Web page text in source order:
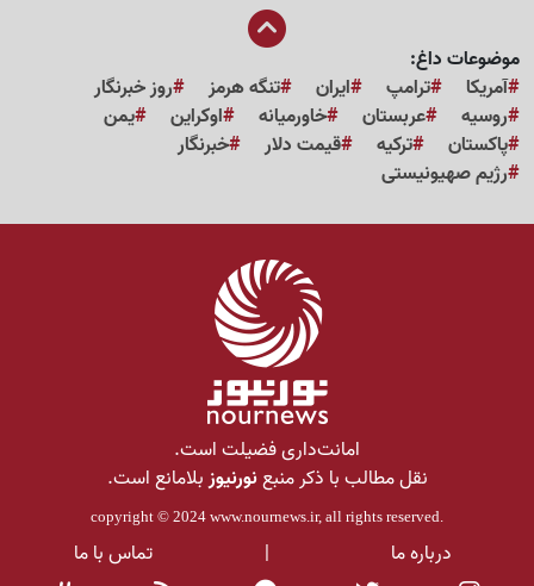
موضوعات داغ:
آمریکا
ترامپ ایران تنگه هرمز
روز خبرنگار
روسیه
عربستان خاورمیانه اوکراین
یمن
پاکستان
ترکیه قیمت دلار
خبرنگار
رژیم صهیونیستی
امانت‌داری فضیلت است.
نقل مطالب با ذکر منبعنورنیوزبلامانع است.
copyright © 2024 www.nournews.ir, all rights reserved.
درباره ما | تماس با ما